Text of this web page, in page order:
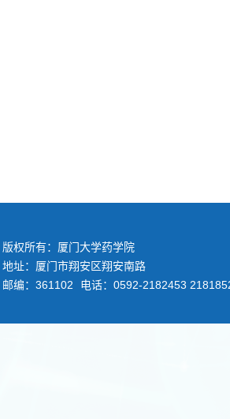
版权所有：厦门大学药学院
地址：厦门市翔安区翔安南路
邮编：361102
电话：0592-2182453